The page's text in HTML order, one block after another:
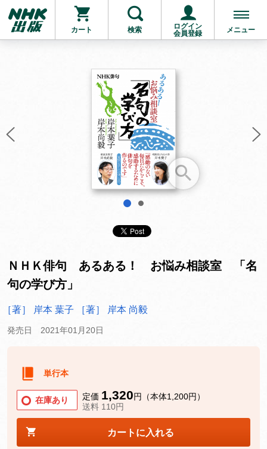
カート 検索
ログイン
会員登録
メニュー
お支払いに進む
他にも商品を買う
1
ＮＨＫ俳句 あるある！ お悩み相談室 「名
句の学び方」
［著］ 岸本 葉子 ［著］ 岸本 尚毅
発売日 2021年01月20日
単行本
在庫あり 定価 1,320円（本体1,200円）
送料 110円
カートに入れる